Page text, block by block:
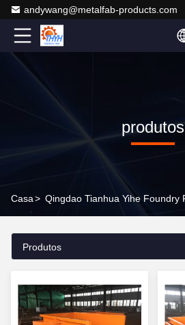
andywang@metalfab-products.com
produtos
Casa>
Produtos